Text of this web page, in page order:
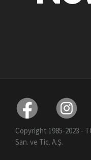
Copyright 1985-2023 -
San. ve Tic. A.Ş.